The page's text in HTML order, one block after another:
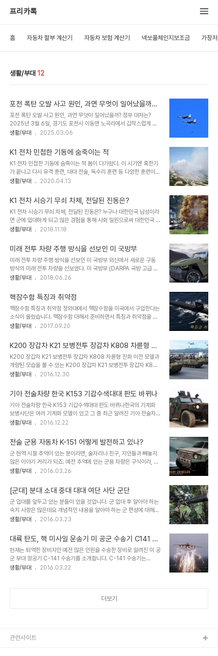
프리카톡
홈 자동차 할부 계산기 자동차 보험 계산기 넥쏘풀체인지보조금 가장
생활/부대 12
포천 폭탄 오발 사고 원인, 과연 무엇이 일어났을까?
정부 대처는?
포천 폭탄 오발 사고 원인, 과연 무엇이 일어났을까? 정부 대처는?
2025년 3월 6일, 경기도 포천시 이동면 노곡리에서 갑작스럽게 들
려온 폭발음이 주민들을 충격에 빠뜨렸습니다. 한미 연합훈련 중 발생
자가 발생했는데요. 이 사건은 단순한 사고로 끝날 것인지, 아니면 더
큰 논란으로 이어질 것인지 모두의 이목이 집중되고 있습니다. 과연 사
고 개요는 무엇이며, 정부 대응은 어떻게 진행되고 있을까요? 피해자
들의 요구사항과 향후계획은 무엇일지, 그리고 사상자 및 병원 상황은
어떻게 되는지, 이번 글에서 자세히 알아보시죠.📖 목차1. 포천 폭탄
일까?3. 피해자들의 요구..
생활/부대 2025.03.06
K1 전차 민첩한 기동에 숨죽이는 적
K1 전차 민첩한 기동에 숨죽이는 적 봄이 다가왔다. 이 시기엔 혹한기
가 끝나고 다시 유격 훈련, 대대 전술, 독수리 훈련 등 다양한 훈련이
시작되었거나 기다리는 시기다. 예비군과 민방위 위치라면 현재 봄을
해진 몸과 정신을 다잡아 본다. 1. 실전 같은 훈련 민첩한 기동으로 전
진을 향해 기동하며 교대 사격으로 빠르게 돌진하는 K1 전차, 아군 전
차의 취약한 부분을 적 고성능 RPG7으로 침투할 때, 아군의 빠른
K200 장갑차 소총수가 방어하고, 후방엔 K200 장갑차 4.2인치 및
K9 포대가 지원하며, 하늘엔 적진 전차를 잡을 코브라, MD500 헬
서도 K263 발칸..
생활/부대 2020.04.13
K1 전차 시승기 무쇠 차체, 전달된 진동은?
K1 전차 시승기 무쇠 차체, 전달된 진동은? 누구나 대한민국 남성이라
면 군에 입대하게 되고 많은 경험을 통해 사회 일원으로써 대한민국 남
성이 됩니다. 다양한 경험 중 특별했던 경험을 살려 자동차 블로그에서
를 전달합니다. 주말 특별한 주제를 고민하게 되었고 바다, 육지, 하늘
중 가장 인상 깊었던 탑승 경험을 꼽는다면 아마도 평소 생각과 반대의
느낌을 전달했던 K1 전차 주행 느낌입니다. 1. 경험하지 못한 자2. 전
차 제원3. 첨단 기술 1. 경험하지 못한 자 전차 무쇠로 만들어진 차체
의 딱딱함은 탑승을 위한 내딛는 발 끝에서부터 감성이 전달합니다. 시
터 무쇠 표..
생활/부대 2018.11.18
미래 전투 차량 주행 방식을 선보인 미 국방부
미래 전투 차량 주행 방식을 선보인 미 국방부 외신에서 새로운 구동
방식의 미래 전투 차량을 선보였다. 미 국방부 (DARPA 국방 고급 연
구 프로젝트 기관)는 허머 등 다양한 차량에 어느 지형이든 문제없이
도에서나 볼 수 있었던 것을 모터 허브를 이용해 직접적인 구동 또는
구동 바퀴를 적용함으로써 모든 지형에서 이동할 수 있도록 개발한 구
동 방식이다. 1. 내용2. 기술 1. 내용 대부분 군사용 지상 차량에 타이
어 또는 트랙이 장착되어 있지만, DARPA의 지상 X 전술 차량 기술
(GXV-T) 프로그램은 휠에서 트랙으로 변형할 수 있는 독특한 시스템
Trac..
생활/부대 2018.06.26
핵잠수함 특징과 취약점
핵잠수함 특징과 취약점 청와대에서 핵잠수함을 미국에서 구입한다는
소식이 올랐습니다. 핵잠수함 대해서 준비하면서 특징과 취약점을 확
인해보았습니다. 핵잠수함은 미국에서 먼저 1939년 만들기 시작해서
한 핵잠수함은 미국에서 도입하기로 하였고 오랜 기술력으로 많은 핵
잠수함을 건조한 미국 기술에서 다른 국가와 차별할 수 있는 독보적인
기술력을 보유하고 있습니다. 세계에서 핵잠수함을 보유한 국가는 단
6개국으로 미국, 러시아, 프랑스, 영국, 중국, 인도에서 보유하고 있으
며 다른 국가에서도 보유하기 위해 노력하고 있죠. 국내는 디젤 잠수함
보유하려고 하는지 궁금하게 되는데요. 핵..
생활/부대 2017.09.20
K200 장갑차 K21 보병전투 장갑차 K808 차륜형 진
화
K200 장갑차 K21 보병전투 장갑차 K808 차륜형 진화 이전 모델과
개량된 모습을 볼 수 있는 K200 장갑차 K21 보병전투 장갑차 K808
차륜형 진화 내용으로 준비해 보았습니다. 주말이 다가오는 시점이라
K200 - 2세대 K21 - 3세대 K808목적 따라 다르게 분류될 수 있
음. ■ 1세대 K200 장갑차최초로 개발한 모델로 기계화 보병사단 보
병수송차인 K200 장갑차는 1984년 배치되었고 이후 2008년까지
약 2,500대 이상 생산되었습니다. (이하 K263A1 자주발칸포,
K242/K281 박격포, K288A1 구난장갑차, K277 지휘 장갑차,
생활/부대 2016.12.30
기아 전술차량 한국 K153 기갑수색대대 판도 바뀌나
기아 전술차량 한국 K153 기갑수색대대 판도 바뀌나한국의 기계화
보병사단은 여러 기계화 모델이 있고 그 중 최근 알려진 기아 전술차량
한국 K153 기갑수색대대 판도 바뀌나 대해서 준비해 보았습니다. ■
멸하기 위한 노력으로 전술차량을 보급합니다. 여기에 핵심은 K1A1
전차를 들 수 있지만, 가장 취약점으로 알려진 보병의 공격에 약해 전
차 부대는 타격대로 공격용 보병 수송차를 함께 배치하죠. 보통 보병전
투 수송차량은 K200A1 우리에게 잘 알려져 있는 장갑차입니다.
2017년부터 새로운 차량으로 보급된다하니 관심이 많아지는데요. 좋
하며 전투할 수 있는 군 한국 전술차량은 ..
생활/부대 2016.12.22
전술 군용 자동차 K-151 어떻게 발전하고 있나?
군 현역 시절 추억이 있는 분이라면, 술자리나 친구, 지인들과 빼놓지
않은 이야기 거리가 되죠. 예전 추억에 있는 군용 차량은 구식이라, 현
재 타고 다니는 승용차와 비교할 수 없는 만큼 노후 되었거나, 옵션이
고, 최근 각 제조사에서 출시하는 자동차 경우 최신 기술을 담아 성능
과 옵션 등 편의 사양에 만족감을 받고 있어 감출 수 없는 후기를 자주
보게 됩니다. 근데... 현재 군용 차량은 얼마나 발전이 있었을까요? 예
전과 얼마나 달라졌는지 현재 출시하고 있는 군용 자동차 중 외관 디자
인이 멋진 전술용 자동차에 대해서 알아보았습니다. 현재 출시되고 있
능을 보고 놀랄 수 밖에..
생활/부대 2016.03.26
[군대] 분대 소대 중대 대대 여단 사단 군단
군 입대를 앞두고 있는 분들이 있을 것입니다. 군 입대 후 알아야 하는
숙지 사항은 많은데요 개념적인 내용을 알아야 하는 군 편성에 대해서
알아보겠습니다. 군대에 입소하면 훈련병으로 보직에(소총병, 전차병,
기초 훈련과 자대 배치를 받게 됩니다. 여기서 자대 배치 받는 경우 대
대이거나 중대로 배치가 될텐데요. 군 편성을 보자면 이렇게 편성됩니
다. 분대 - 2조 화력(분대장, 부분대장), 1조 지원 화력 (m60 사수)
소대 - 3 분대, 지원반중대 - 3개 소대, 본부 소대대대 - 3개 중대, 본
부 중대여단(연대) - 3개 전투 대대, 직할 중대 (통신, 장비 등 지원)사
생활/부대 2016.03.23
대륙 탄도, 핵 미사일 운송기 미 공군 수송기 C141 소
개
현재는 퇴역한 장비지만 예전 많은 인원을 수송한 장비로 알려진 미 공
군 부대 항공기 C-141 수송기를 소개합니다. C-141 수송기는
1960년대 초 미 공군은, 운영 중이던 초기 수송기 피스톤 엔진 탑재
국의 유명 항공 제작사 보잉과 록히드, 제네럴 다이내믹스가 입찰하여,
비를 제거..
생활/부대 2016.03.22
더보기
관련사이트